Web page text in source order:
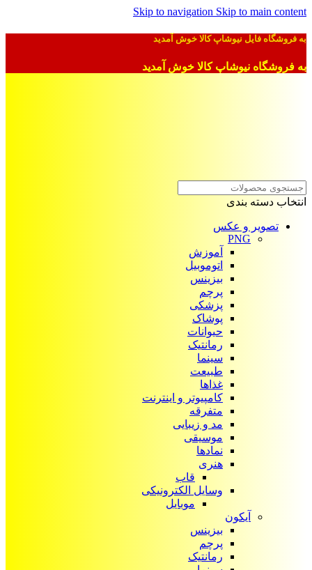
Skip to navigation Skip to main content
به فروشگاه فایل نیوشاپ کالا خوش آمدید
به فروشگاه نیوشاپ کالا خوش آمدید
انتخاب دسته بندی
تصویر و عکس
PNG
آموزش
اتوموبیل
بیزینس
پرچم
پزشکی
پوشاک
حیوانات
رمانتیک
سینما
طبیعت
غذاها
کامپیوتر و اینترنت
متفرقه
مد و زیبایی
موسیقی
نمادها
هنری
قاب
وسایل الکترونیکی
موبایل
آیکون‌
بیزینس
پرچم
رمانتیک